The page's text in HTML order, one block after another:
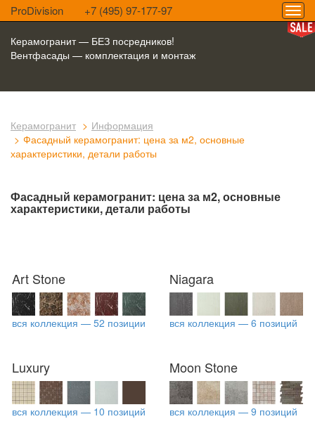
ProDivision +7 (495) 97-177-97
Керамогранит — БЕЗ посредников!
Вентфасады — комплектация и монтаж
Керамогранит
Информация
Фасадный керамогранит: цена за м2, основные
характеристики, детали работы
Фасадный керамогранит: цена за м2, основные
характеристики, детали работы
Art Stone
вся коллекция — 52 позиции
Niagara
вся коллекция — 6 позиций
Luxury
вся коллекция — 10 позиций
Moon Stone
вся коллекция — 9 позиций